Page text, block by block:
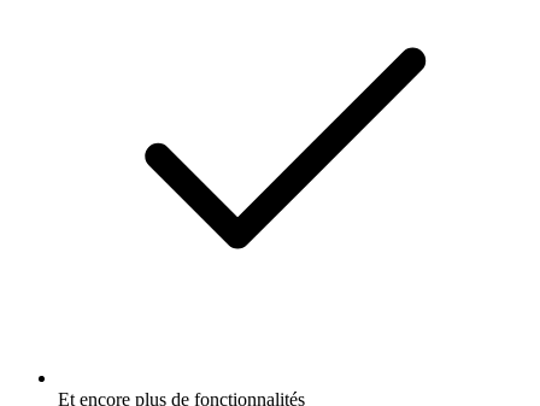
Et encore plus de fonctionnalités